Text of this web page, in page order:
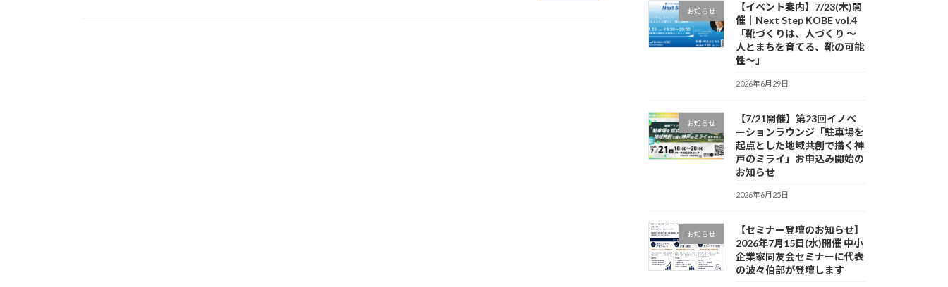
お知らせ
【イベント案内】7/23(木)開
催｜Next Step KOBE vol.4
「靴づくりは、人づくり 〜
人とまちを育てる、靴の可能
性〜」
2026年6月29日
お知らせ
【7/21開催】第23回イノベ
ーションラウンジ「駐車場を
起点とした地域共創で描く神
戸のミライ」お申込み開始の
お知らせ
2026年6月25日
お知らせ
【セミナー登壇のお知らせ】
2026年7月15日(水)開催 中小
企業家同友会セミナーに代表
の波々伯部が登壇します